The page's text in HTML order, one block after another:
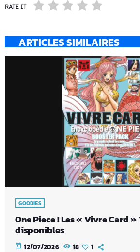
RATE IT
ARTICLES SIMILAIRES
GOODIES
One Piece ! Les « Vivre Card
disponibles
today 12/07/2026 18 1